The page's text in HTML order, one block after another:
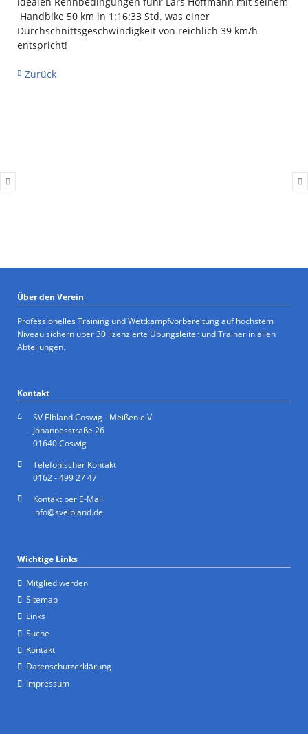
Handbike 50 km in 1:16:33 Std. was einer
Durchschnittsgeschwindigkeit von reichlich 39 km/h
entspricht!
Zurück
Über den Verein
Professionelles Training und Wettkampfvorbereitung auf höchstem
Niveau sichern über 30 lizenzierte Übungsleiter und Trainer in allen
Abteilungen.
Kontakt
SV Elbland Coswig - Meißen e.V.
Johannesstraße 26
01640 Coswig
Telefonischer Kontakt
0162 - 499 27 47
Kontakt per E-Mail
info@svelbland.de
Wichtige Links
Mitglied werden
Sitemap
Links
Suche
Kontakt
Datenschutzerklärung
Impressum